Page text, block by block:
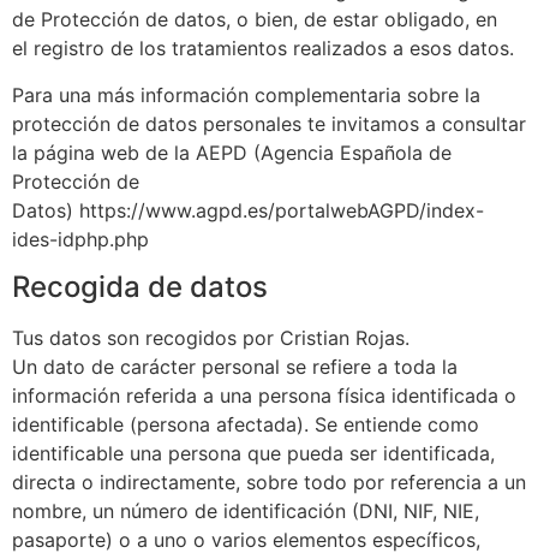
de Protección de datos, o bien, de estar obligado, en
el registro de los tratamientos realizados a esos datos.
Para una más información complementaria sobre la
protección de datos personales te invitamos a consultar
la página web de la AEPD (Agencia Española de
Protección de
Datos) https://www.agpd.es/portalwebAGPD/index-
ides-idphp.php
Recogida de datos
Tus datos son recogidos por Cristian Rojas.
Un dato de carácter personal se refiere a toda la
información referida a una persona física identificada o
identificable (persona afectada). Se entiende como
identificable una persona que pueda ser identificada,
directa o indirectamente, sobre todo por referencia a un
nombre, un número de identificación (DNI, NIF, NIE,
pasaporte) o a uno o varios elementos específicos,